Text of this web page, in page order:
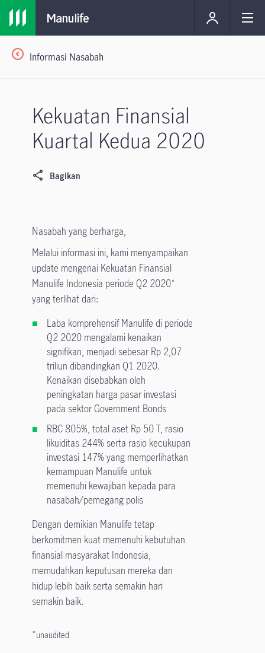
Informasi Nasabah
Kekuatan Finansial
Kuartal Kedua 2020
Bagikan
Nasabah yang berharga,
Melalui informasi ini, kami menyampaikan
update mengenai Kekuatan Finansial
Manulife Indonesia periode Q2 2020*
yang terlihat dari:
Laba komprehensif Manulife di periode
Q2 2020 mengalami kenaikan
signifikan, menjadi sebesar Rp 2,07
triliun dibandingkan Q1 2020.
Kenaikan disebabkan oleh
peningkatan harga pasar investasi
pada sektor Government Bonds
RBC 805%, total aset Rp 50 T, rasio
likuiditas 244% serta rasio kecukupan
investasi 147% yang memperlihatkan
kemampuan Manulife untuk
memenuhi kewajiban kepada para
nasabah/pemegang polis
Dengan demikian Manulife tetap
berkomitmen kuat memenuhi kebutuhan
finansial masyarakat Indonesia,
memudahkan keputusan mereka dan
hidup lebih baik serta semakin hari
semakin baik.
*unaudited